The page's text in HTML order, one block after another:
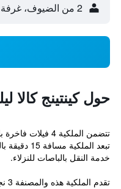
2 من الضيوف، غرفة واحدة
حول كينتينج كالا
تتضمن الملكية 4
خدمة النقل بالباصات للنزلاء.
تقدم الملكية هذه والمصنفة 3 نجوم خد...